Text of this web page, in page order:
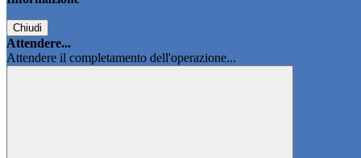
Chiudi
Attendere...
Attendere il completamento dell'operazione...